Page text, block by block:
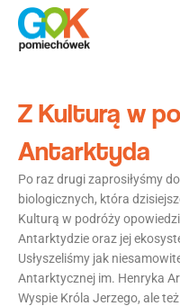
Przejdź
treści
Z Kulturą w
Antarktyda
Po raz drugi zaprosiłyśmy
biologicznych, która
Kulturą w podróży
Antarktydzie oraz jej
Usłyszeliśmy jak
Antarktycznej im. Henryka
Wyspie Króla Jerzego, ale